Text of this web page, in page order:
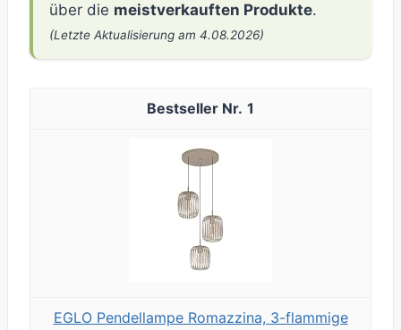
über die meistverkauften Produkte.
(Letzte Aktualisierung am 4.08.2026)
1
EGLO Pendellampe Romazzina, 3-flammige